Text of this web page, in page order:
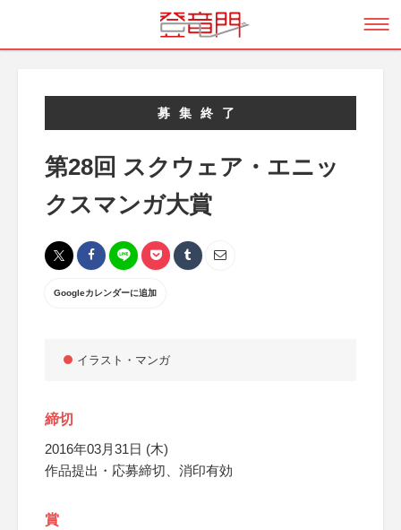
募集終了
第28回 スクウェア・エニッ
クスマンガ大賞
Googleカレンダーに追加
イラスト・マンガ
締切
2016年03月31日 (木)
作品提出・応募締切、消印有効
賞